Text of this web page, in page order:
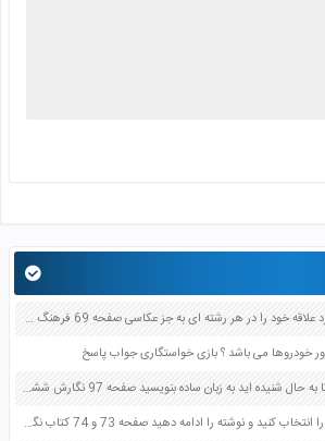
یکی از هنرمندان معاصر مورد علاقه خود را در هر رشته ای به جز عکاسی صفحه 69 فرهنگ و هنر نهم
خودروها می باشد ؟ بازی خواستگاری جواب پاسخ
یکی از حکایت هایی را که تا به حال شنیده اید به زبان ساده بنویسید صفحه 97 نگارش ششم دبستان
یکی از متن های ناتمام زیر را انتخاب کنید و نوشته را ادامه دهید صفحه 73 و 74 کتاب نگارش فارسی پنجم دبستان